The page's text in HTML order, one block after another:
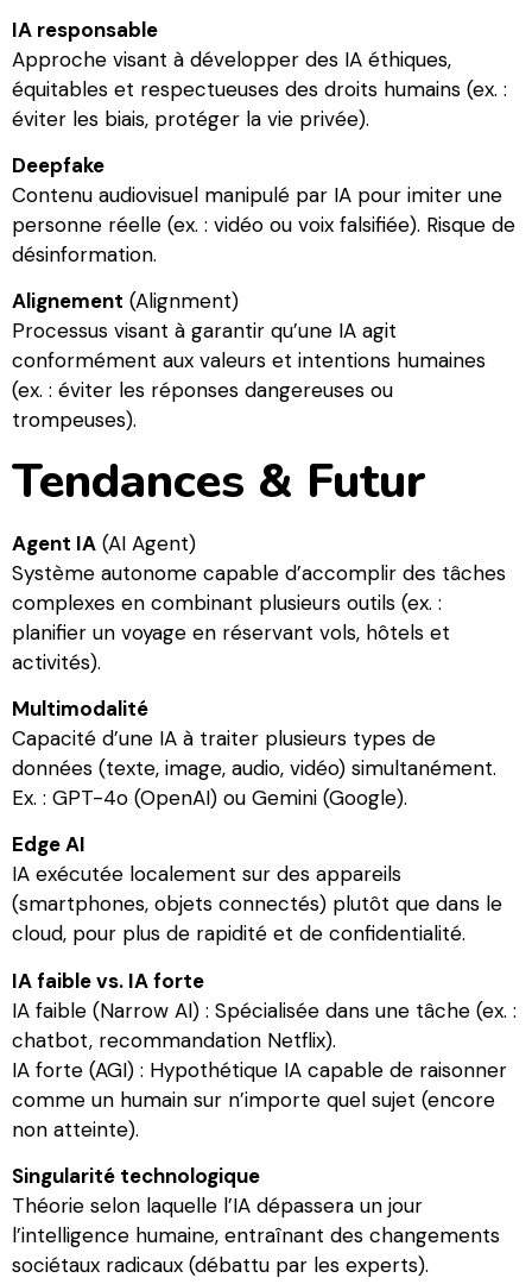
IA responsable
Approche visant à développer des IA éthiques,
équitables et respectueuses des droits humains (ex. :
éviter les biais, protéger la vie privée).
Deepfake
Contenu audiovisuel manipulé par IA pour imiter une
personne réelle (ex. : vidéo ou voix falsifiée). Risque de
désinformation.
Alignement (Alignment)
Processus visant à garantir qu’une IA agit
conformément aux valeurs et intentions humaines
(ex. : éviter les réponses dangereuses ou
trompeuses).
Tendances & Futur
Agent IA (AI Agent)
Système autonome capable d’accomplir des tâches
complexes en combinant plusieurs outils (ex. :
planifier un voyage en réservant vols, hôtels et
activités).
Multimodalité
Capacité d’une IA à traiter plusieurs types de
données (texte, image, audio, vidéo) simultanément.
Ex. : GPT-4o (OpenAI) ou Gemini (Google).
Edge AI
IA exécutée localement sur des appareils
(smartphones, objets connectés) plutôt que dans le
cloud, pour plus de rapidité et de confidentialité.
IA faible vs. IA forte
IA faible (Narrow AI) : Spécialisée dans une tâche (ex. :
chatbot, recommandation Netflix).
IA forte (AGI) : Hypothétique IA capable de raisonner
comme un humain sur n’importe quel sujet (encore
non atteinte).
Singularité technologique
Théorie selon laquelle l’IA dépassera un jour
l’intelligence humaine, entraînant des changements
sociétaux radicaux (débattu par les experts).